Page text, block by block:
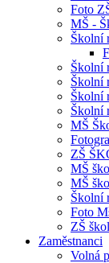
Foto
MŠ -
Školní
Školní
Školní
Školní
Školní
MŠ
ZŠ
MŠ
MŠ
Školní
Foto
ZŠ
Zaměstnanci
Volná